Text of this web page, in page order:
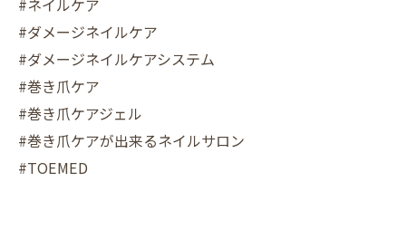
#ネイルケア
#ダメージネイルケア
#ダメージネイルケアシステム
#巻き爪ケア
#巻き爪ケアジェル
#巻き爪ケアが出来るネイルサロン
#TOEMED